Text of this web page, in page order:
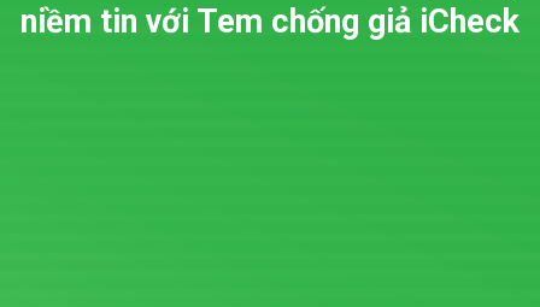
niềm tin với Tem chống giả iCheck